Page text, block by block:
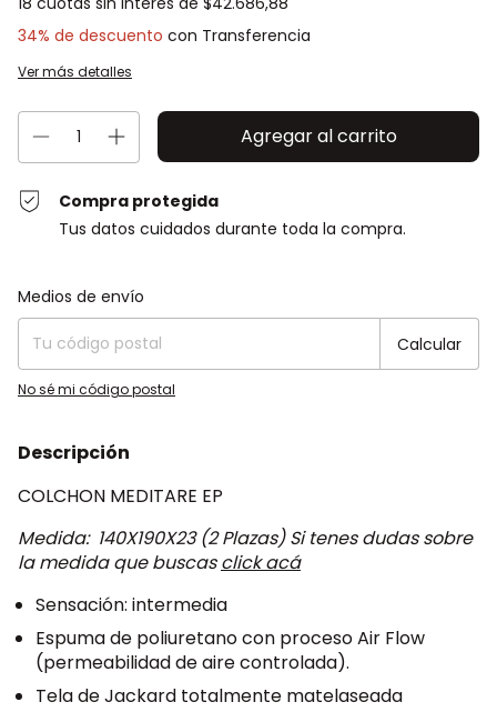
34% de descuento
Ver más detalles
Compra protegida
Tus datos cuidados durante toda la compra.
Entregas para el CP:
Medios de envío
Calcular
No sé mi código postal
Descripción
COLCHON MEDITARE EP
Medida: 140X190X23 (2 Plazas) Si tenes dudas sobre
la medida que buscasclick acá
Sensación: intermedia
Espuma de poliuretano con proceso Air Flow
(permeabilidad de aire controlada).
Tela de Jackard totalmente matelaseada